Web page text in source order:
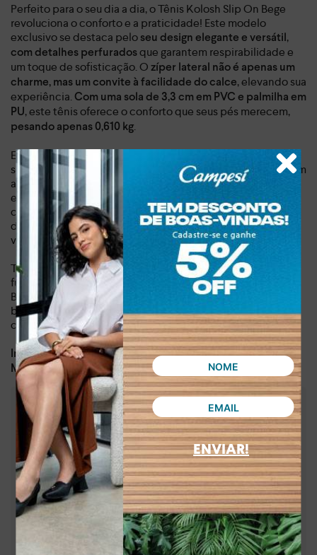
ENVIAR!
Perfeito para o seu dia a dia, o Tênis Kolosh Slip On Bege
revoluciona o conforto e a praticidade! Este modelo
exclusivo se destaca pelo seu design elegante e versátil ,
com detalhes perfurados que garantem respirabilidade e
um toque de sofisticação. O zíper lateral não é apenas um
charme, mas um convite à facilidade do calce, elevando sua
experiência. Com uma sola de 3,3 cm em PVC e palmilha em
PU, este tênis oferece o conforto que seus pés merecem,
pesando apenas 0,610 kg.
Experimente a liberdade de um calçado que se adapta ao
seu ritmo. Ideal para quem busca um estilo de vida ativo sem
abrir mão da elegância, o Tênis Kolosh Slip On Bege é a
escolha inteligente para o trabalho, lazer ou aquela
caminhada no parque. Sinta a leveza a cada passo e
desfrute da durabilidade de um produto pensado para
você.
Transforme seu guarda-roupa com um calçado que une
funcionalidade e moda. O Tênis Kolosh Esportivo Slip On
Bege é mais do que um tênis, é um investimento em seu
bem-estar e no seu estilo. Garanta já o seu e descubra o
conforto premium que você merece!
Indicado para:Dia a dia, lazer
Material:Sintético
Altura da sola: 3,30 cm
Cor Bege
Referência C4164-00003
País de origem:Brasil
Indústria Brasileira
NCM: 64021900
GTIN:
7900282146560
7900282144962